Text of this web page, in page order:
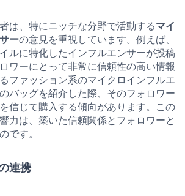
は、特にニッチな分野で活動するマイ
ーの意見を重視しています。例えば、
ルに特化したインフルエンサーが投稿
ワーにとって非常に信頼性の高い情報
ファッション系のマイクロインフルエ
バッグを紹介した際、そのフォロワー
信じて購入する傾向があります。この
力は、築いた信頼関係とフォロワーと
です。
連携